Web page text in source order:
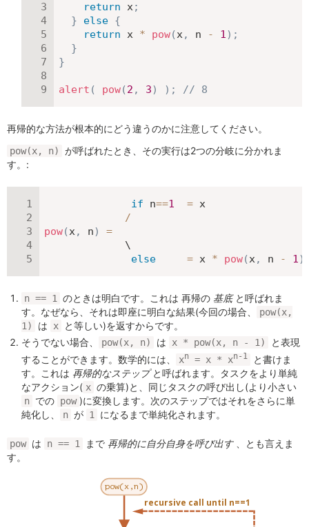
return x;
}
else {
return x * pow(x, n - 1) ;
}
}
alert ( pow(2 , 3) ) ; // 8
再帰的な方法が根本的にどう違うのかに注意してください。
pow(x, n)
が呼ばれたとき、その実行は2つの分岐に分かれま
す。:
if n==1 = x
/
pow(x, n)
=
             \
else
= x * pow(x, n - 1)
n == 1 のときは明白です。これは 再帰の 基底と呼ばれま
す。なぜなら、それは即座に明白な結果(今回の場合、
pow(x,
1)
は x
と等しい)を返すからです。
そうでない場合、
pow(x, n) は x * pow(x, n - 1)
と表現
することができます。数学的には、
xn = x * xn-1
と書けま
す。これは 再帰的なステップと呼ばれます。タスクをより単純
なアクション( x の乗算)と、同じタスクの呼び出し(より小さい
n での pow )に変換します。次のステップではそれをさらに単
純化し、
n が 1 になるまで単純化されます。
pow は n == 1 まで 再帰的に自分自身を呼び出す、とも言えま
す。